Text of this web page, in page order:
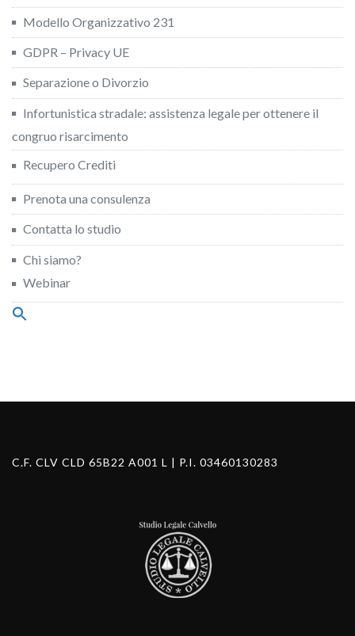
Modello Organizzativo 231
GDPR – Privacy UE
Separazione o Divorzio
Infortunistica stradale: assistenza legale per ottenere il
congruo risarcimento
Recupero Crediti
Prenota una consulenza
Contatta lo studio
Chi siamo?
Webinar
Search
C.F. CLV CLD 65B22 A001 L | P.I. 03460130283